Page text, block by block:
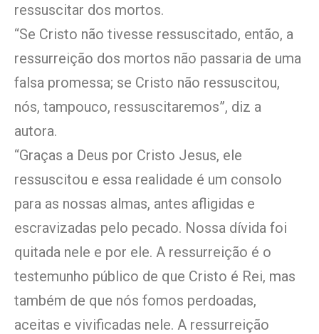
ressuscitar dos mortos.
“Se Cristo não tivesse ressuscitado, então, a
ressurreição dos mortos não passaria de uma
falsa promessa; se Cristo não ressuscitou,
nós, tampouco, ressuscitaremos”, diz a
autora.
“Graças a Deus por Cristo Jesus, ele
ressuscitou e essa realidade é um consolo
para as nossas almas, antes afligidas e
escravizadas pelo pecado. Nossa dívida foi
quitada nele e por ele. A ressurreição é o
testemunho público de que Cristo é Rei, mas
também de que nós fomos perdoadas,
aceitas e vivificadas nele. A ressurreição